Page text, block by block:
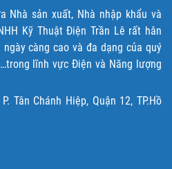
Nhà sản xuất, Nhà nhập khẩu và
Kỹ Thuật Điện Trần Lê rất hân
càng cao và đa dạng của quý
lĩnh vực Điện và Năng lượng
Tân Chánh Hiệp, Quận 12, TP.Hồ